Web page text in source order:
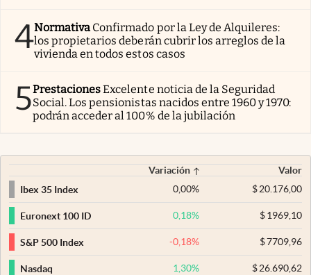
4Normativa Confirmado por la Ley de Alquileres:
los propietarios deberán cubrir los arreglos de la
vivienda en todos estos casos
5PrestacionesExcelente noticia de la Seguridad
Social. Los pensionistas nacidos entre 1960 y 1970:
podrán acceder al 100% de la jubilación
Variación
Valor
Ibex 35 Index
0,00% $20.176,00
Euronext 100 ID 0,18% $1969,10
S&P 500 Index -0,18% $7709,96
Nasdaq 1,30% $26.690,62